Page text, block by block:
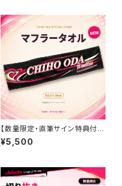
【数量限定・直筆サイン特典付
き】CHIHO ODA TEAM1044
マフラータオル
¥5,500